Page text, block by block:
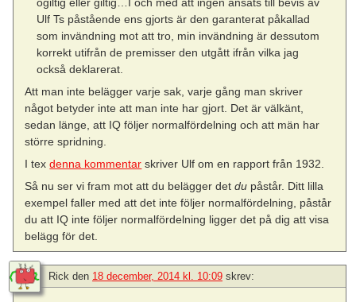
Ulf Ts påstående ens gjorts är den garanterat påkallad
som invändning mot att tro, min invändning är dessutom
korrekt utifrån de premisser den utgått ifrån vilka jag
också deklarerat.
Att man inte belägger varje sak, varje gång man skriver
något betyder inte att man inte har gjort. Det är välkänt,
sedan länge, att IQ följer normalfördelning och att män har
större spridning.
I texdenna kommentar skriver Ulf om en rapport från 1932.
Så nu ser vi fram mot att du belägger detdu påstår. Ditt lilla
exempel faller med att det inte följer normalfördelning, påstår
du att IQ inte följer normalfördelning ligger det på dig att visa
belägg för det.
Rick den 18 december, 2014 kl. 10:09 skrev: